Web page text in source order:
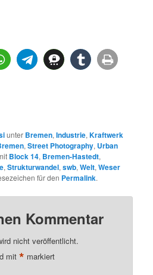
unter Bremen,Industrie,Kraftwerk
,Street Photography, Urban
Block 14, Bremen-Hastedt,
,Strukturwandel,swb,Welt,Weser
für den Permalink.
Kommentar
nicht veröffentlicht.
mit* markiert